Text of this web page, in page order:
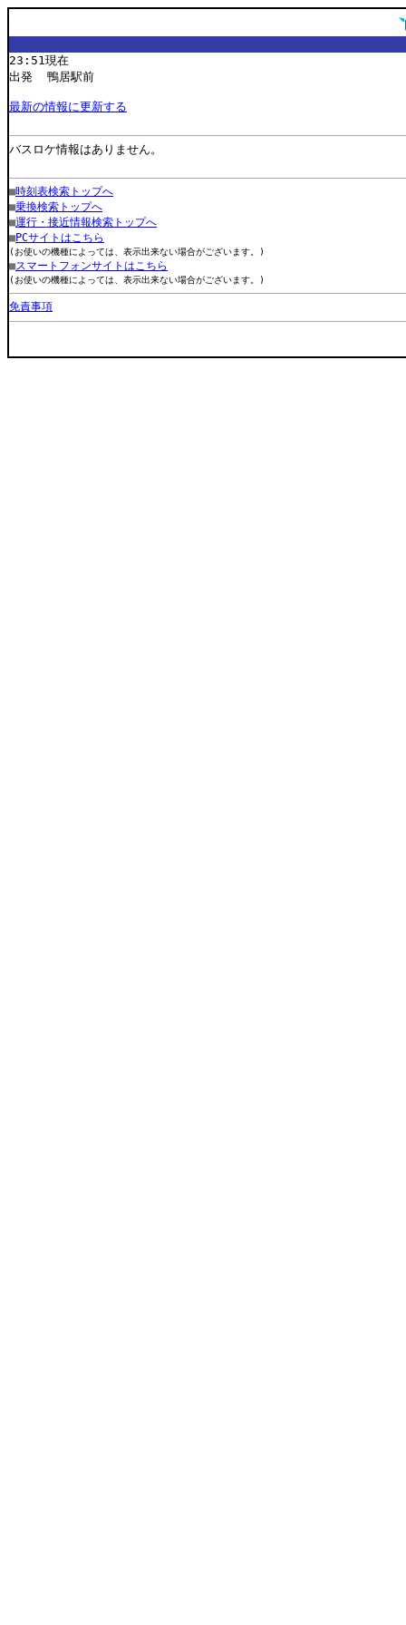
23:51現在
出発 鴨居駅前
最新の情報に更新する
バスロケ情報はありません。
■時刻表検索トップへ
■乗換検索トップへ
■運行・接近情報検索トップへ
■PCサイトはこちら
(お使いの機種によっては、表示出来ない場合がございます。)
■スマートフォンサイトはこちら
(お使いの機種によっては、表示出来ない場合がございます。)
免責事項